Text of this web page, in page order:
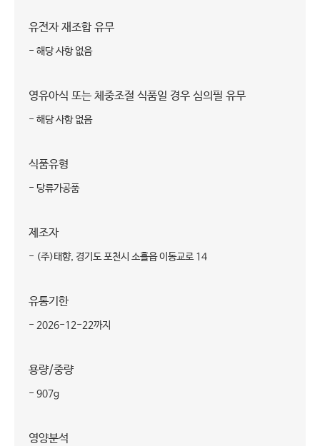
유전자 재조합 유무
- 해당 사항 없음
영유아식 또는 체중조절 식품일 경우 심의필 유무
- 해당 사항 없음
식품유형
- 당류가공품
제조자
- (주)태향, 경기도 포천시 소흘읍 이동교로 14
유통기한
- 2026-12-22까지
용량/중량
- 907g
영양분석